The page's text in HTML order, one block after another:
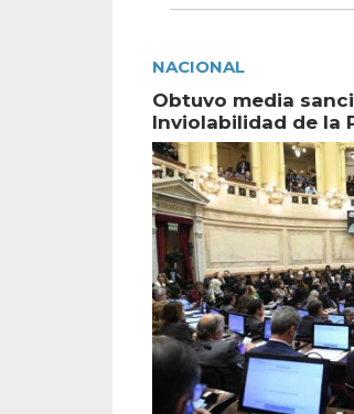
NACIONAL
Obtuvo media
Inviolabilidad de la